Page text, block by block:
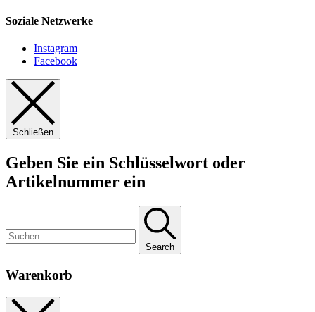
Soziale Netzwerke
Instagram
Facebook
Schließen
Geben Sie ein Schlüsselwort oder
Artikelnummer ein
Search
Warenkorb